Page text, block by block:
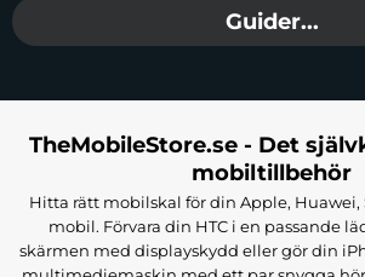
Guider...
TheMobileStore.se - Det
mobiltillbehör
Hitta rätt mobilskal för din Apple, Huawei,
mobil. Förvara din HTC i en passande
skärmen med displayskydd eller gör din